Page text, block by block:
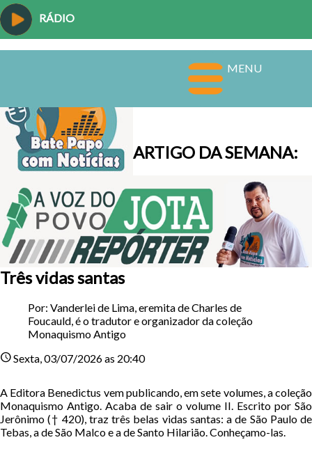
RÁDIO
MENU
ARTIGO DA SEMANA:
Três vidas santas
Por: Vanderlei de Lima, eremita de Charles de
Foucauld, é o tradutor e organizador da coleção
Monaquismo Antigo
scheduleSexta, 03/07/2026 as 20:40
A Editora Benedictus vem publicando, em sete volumes, a coleção
Monaquismo Antigo. Acaba de sair o volume II. Escrito por São
Jerônimo († 420), traz três belas vidas santas: a de São Paulo de
Tebas, a de São Malco e a de Santo Hilarião. Conheçamo-las.